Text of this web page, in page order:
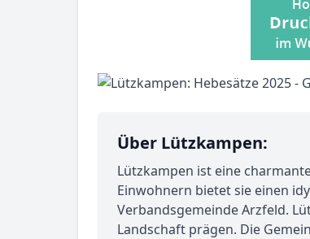
Über Lützkampen:
Lützkampen ist eine
Einwohnern bietet sie einen
Verbandsgemeinde Arzfeld.
Landschaft prägen. Die